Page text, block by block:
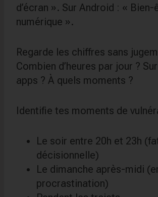
d’écran ». Sur Android : « Bien-
numérique ».
Regarde les chiffres sans
Combien d’heures par jour ?
apps ? À quels moments ?
Identifie tes moments de
Le soir entre 20h et 23h
décisionnelle)
Le dimanche après-midi
procrastination)